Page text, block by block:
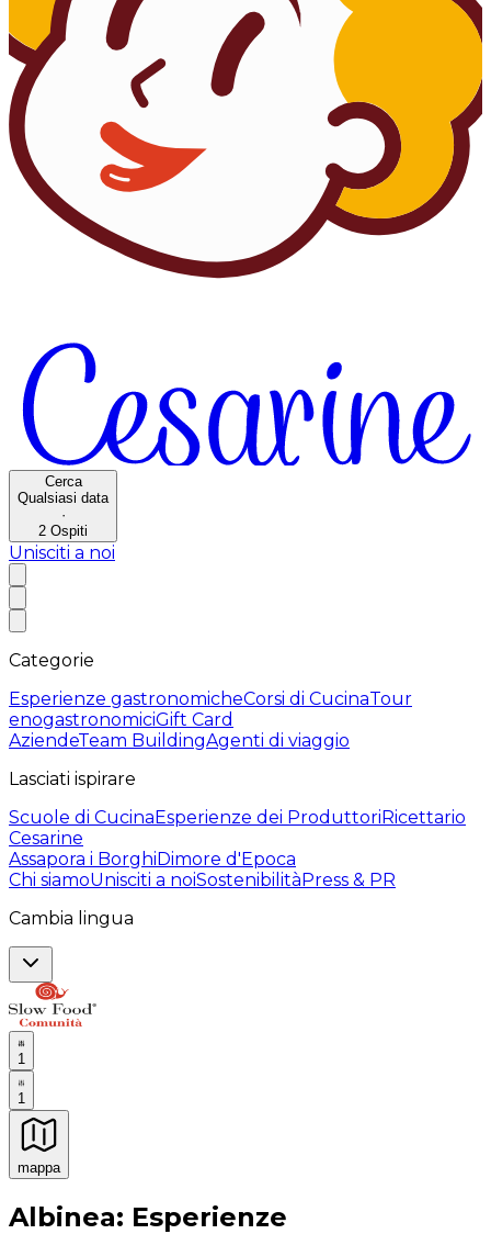
Cerca
Qualsiasi data
·
2 Ospiti
Unisciti a noi
Categorie
Esperienze gastronomicheCorsi di CucinaTour
enogastronomiciGift Card
AziendeTeam BuildingAgenti di viaggio
Lasciati ispirare
Scuole di CucinaEsperienze dei ProduttoriRicettario
Cesarine
Assapora i BorghiDimore d'Epoca
Chi siamoUnisciti a noiSostenibilitàPress & PR
Cambia lingua
1
1
mappa
Esperienze culinarie indimenticabili: Esperienze
Albinea: Esperienze